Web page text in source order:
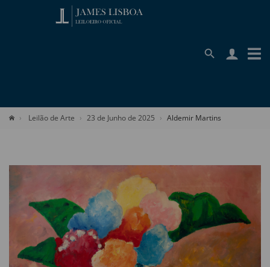
Leilão de Arte 23 de Junho de 2025 Aldemir Martins